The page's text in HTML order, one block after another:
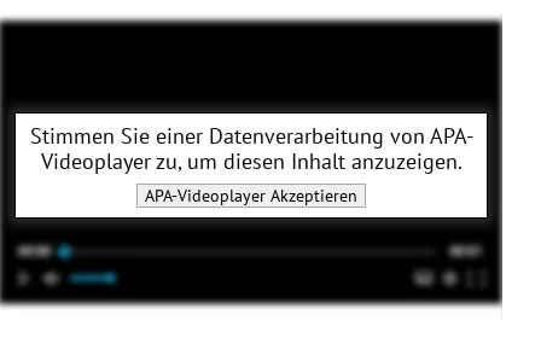
Stimmen Sie einer Datenverarbeitung von APA-
Videoplayerzu, um diesen Inhalt anzuzeigen.
APA-Videoplayer Akzeptieren